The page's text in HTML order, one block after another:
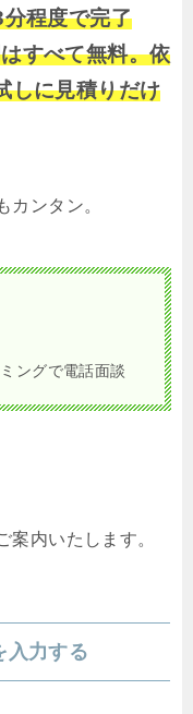
程度で完了
すべて無料。依
しに見積りだけ
カンタン。
ングで電話面談
案内いたします。
入力する